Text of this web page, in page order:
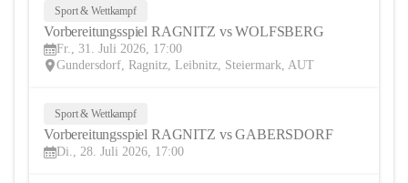
Sport & Wettkampf
Vorbereitungsspiel RAGNITZ vs WOLFSBERG
Fr., 31. Juli 2026, 17:00
Gundersdorf, Ragnitz, Leibnitz, Steiermark, AUT
Sport & Wettkampf
Vorbereitungsspiel RAGNITZ vs GABERSDORF
Di., 28. Juli 2026, 17:00